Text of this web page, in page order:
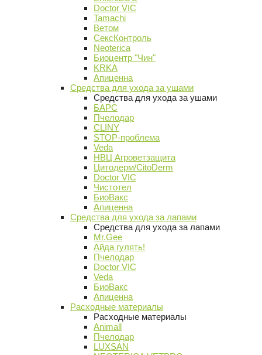
Doctor VIC
Tamachi
Ветом
СексКонтроль
Neoterica
Биоцентр "Чин"
KRKA
Апиценна
Средства для ухода за ушами
Средства для ухода за ушами
БАРС
Пчелодар
CLINY
STOP-проблема
Veda
НВЦ Агроветзащита
Цитодерм/CitoDerm
Doctor VIC
Чистотел
БиоВакс
Апиценна
Средства для ухода за лапами
Средства для ухода за лапами
Mr.Gee
Айда гулять!
Пчелодар
Doctor VIC
Veda
БиоВакс
Апиценна
Расходные материалы
Расходные материалы
Animall
Пчелодар
LUXSAN